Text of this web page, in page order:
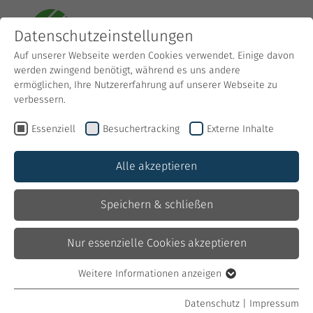
Mehr Raum zum Leben und
Genießen
Ihr neues Gartenhaus
Gartenhäuser
Datenschutzeinstellungen
Auf unserer Webseite werden Cookies verwendet. Einige davon
werden zwingend benötigt, während es uns andere
ermöglichen, Ihre Nutzererfahrung auf unserer Webseite zu
verbessern.
Essenziell Besuchertracking Externe Inhalte
Alle akzeptieren
Speichern & schließen
Nur essenzielle Cookies akzeptieren
Essenzielle Cookies werden für grundlegende Funktionen der
Weitere Informationen anzeigen
Datenschutz Impressum